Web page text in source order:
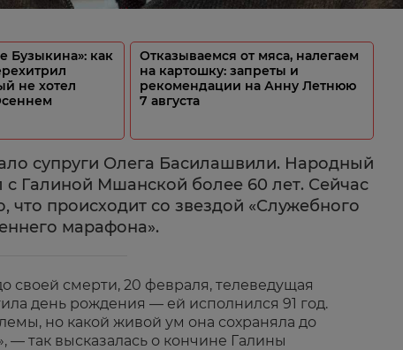
Бузыкина»: как
не хотел
Отказываемся от мяса, налегаем
на картошку: запреты и
рекомендации на Анну Летнюю
7 августа
супруги Олега Басилашвили. Народный
с Галиной Мшанской более 60 лет. Сейчас
что происходит со звездой «Служебного
марафона».
своей смерти, 20 февраля, телеведущая
день рождения — ей исполнился 91 год.
но какой живой ум она сохраняла до
— так высказалась о кончине Галины